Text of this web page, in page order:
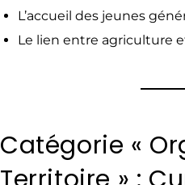
L’accueil des jeunes
Le lien entre agriculture
Catégorie «